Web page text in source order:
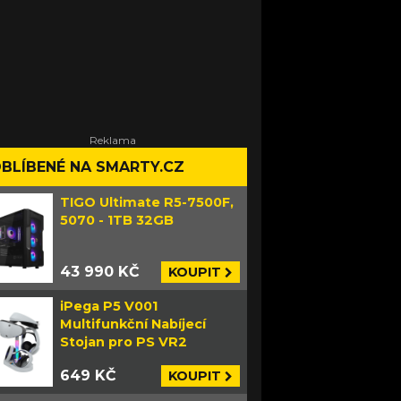
NA SMARTY.CZ
TIGO Ultimate R5-7500F,
5070 - 1TB 32GB
43 990 KČ KOUPIT
iPega P5 V001
Multifunkční Nabíjecí
Stojan pro PS VR2
649 KČ KOUPIT